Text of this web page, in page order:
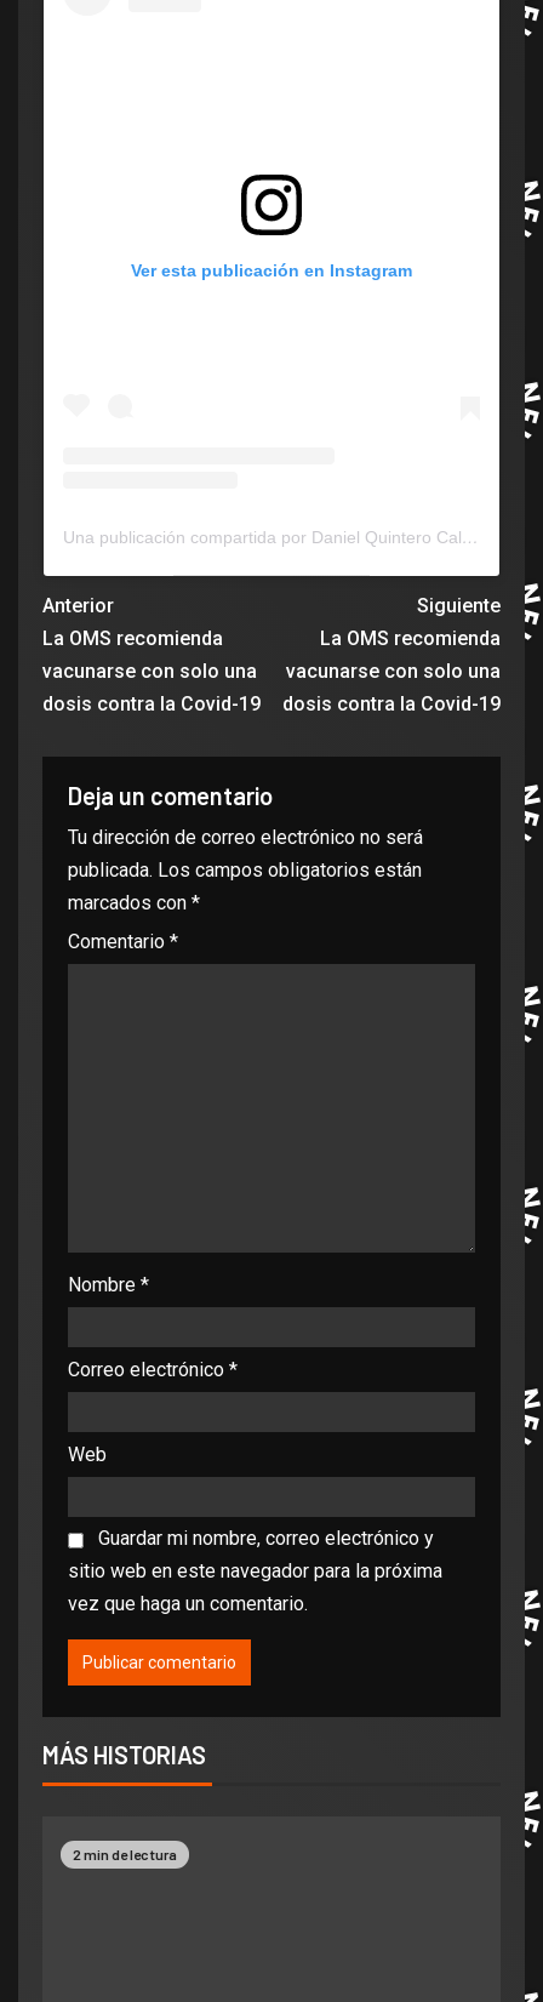
Ver esta publicación en Instagram
Una publicación compartida por Daniel Quintero Calle (@quinterocalle)
Anterior
La OMS recomienda
vacunarse con solo una
dosis contra la Covid-19
Siguiente
La OMS recomienda
vacunarse con solo una
dosis contra la Covid-19
Deja un comentario
Tu dirección de correo electrónico no será
publicada. Los campos obligatorios están
marcados con *
Comentario *
Nombre *
Correo electrónico *
Web
Guardar mi nombre, correo electrónico y
sitio web en este navegador para la próxima
vez que haga un comentario.
MÁS HISTORIAS
2 min de lectura